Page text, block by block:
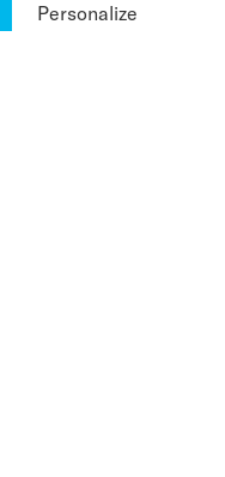
Personalize